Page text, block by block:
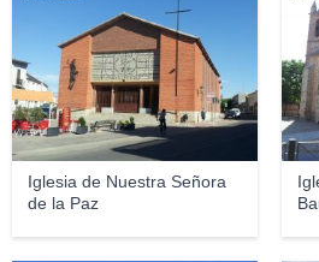
Iglesia de Nuestra Señora
de la Paz